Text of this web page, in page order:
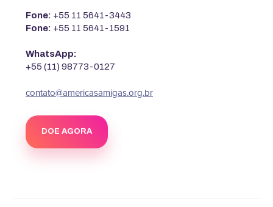
Fone: +55 11 5641-3443
Fone: +55 11 5641-1591
WhatsApp:
+55 (11) 98773-0127
contato@americasamigas.org.br
DOE AGORA